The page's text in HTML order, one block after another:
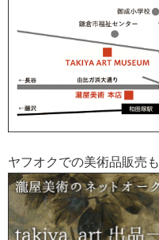
ヤフオクでの美術品販売